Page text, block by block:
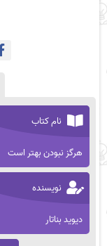
نام کتاب
هرگز نبودن بهتر است
نویسنده
دیوید بناتار